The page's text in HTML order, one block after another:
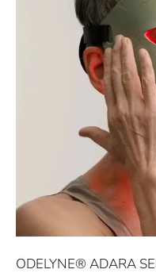
ODELYNE® ADARA